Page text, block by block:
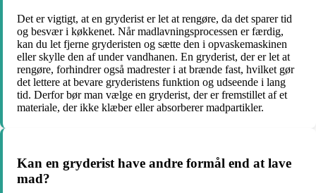
Det er vigtigt, at en gryderist er let at rengøre, da det sparer tid
og besvær i køkkenet. Når madlavningsprocessen er færdig,
kan du let fjerne gryderisten og sætte den i opvaskemaskinen
eller skylle den af under vandhanen. En gryderist, der er let at
rengøre, forhindrer også madrester i at brænde fast, hvilket gør
det lettere at bevare gryderistens funktion og udseende i lang
tid. Derfor bør man vælge en gryderist, der er fremstillet af et
materiale, der ikke klæber eller absorberer madpartikler.
Kan en gryderist have andre formål end at lave
mad?